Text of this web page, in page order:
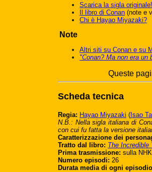
Scarica la sigla originale!
Il libro di Conan (note e
Chi è Hayao Miyazaki?
Note
Altri siti su Conan e su
"Conan? Ma non era un
Queste
Scheda tecnica
Regia: Hayao Miyazaki ( Isao
N.B.: Nella sigla italiana di
con cui fu fatta la versione
Caratterizzazione dei
Tratto dal libro: The Incredible
Prima trasmissione: sulla
Numero episodi: 26
Durata media di ogni